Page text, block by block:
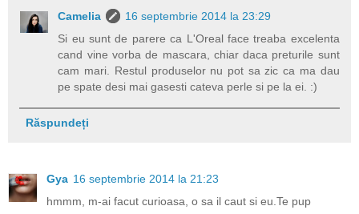
Camelia
16 septembrie 2014 la 23:29
Si eu sunt de parere ca L'Oreal face treaba excelenta
cand vine vorba de mascara, chiar daca preturile sunt
cam mari. Restul produselor nu pot sa zic ca ma dau
pe spate desi mai gasesti cateva perle si pe la ei. :)
Răspundeți
Gya 16 septembrie 2014 la 21:23
hmmm, m-ai facut curioasa, o sa il caut si eu.Te pup